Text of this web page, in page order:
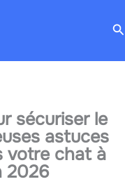
sécuriser le
astuces
votre chat à
2026